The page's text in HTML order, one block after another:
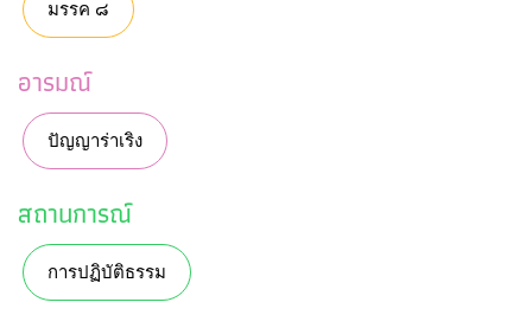
มรรค ๘
อารมณ์
ปัญญาร่าเริง
สถานการณ์
การปฏิบัติธรรม